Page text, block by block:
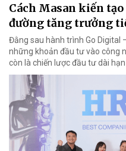
Cách Masan kiến
đường tăng trưởng
Đằng sau hành trình Go Digital
những khoản đầu tư vào công
còn là chiến lược đầu tư dài